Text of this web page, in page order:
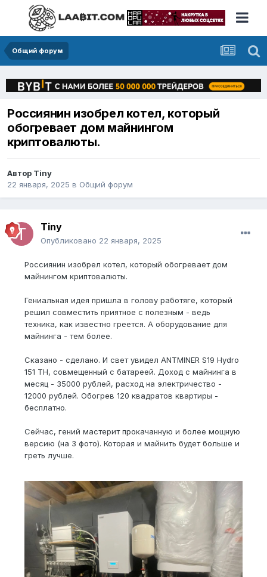
Общий форум
Россиянин изобрел котел, который
обогревает дом майнингом
криптовалюты.
Автор Tiny
22 января, 2025 в Общий форум
Tiny
Опубликовано 22 января, 2025
Россиянин изобрел котел, который обогревает дом
майнингом криптовалюты.
Гениальная идея пришла в голову работяге, который
решил совместить приятное с полезным - ведь
техника, как известно греется. А оборудование для
майнинга - тем более.
Сказано - сделано. И свет увидел ANTMINER S19 Hydro
151 TH, совмещенный с батареей. Доход с майнинга в
месяц - 35000 рублей, расход на электричество -
12000 рублей. Обогрев 120 квадратов квартиры -
бесплатно.
Сейчас, гений мастерит прокачанную и более мощную
версию (на 3 фото). Которая и майнить будет больше и
греть лучше.